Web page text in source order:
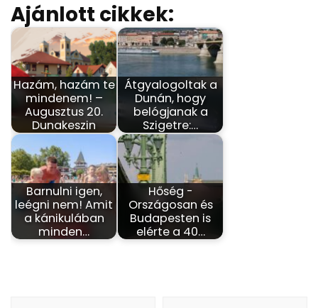
Ajánlott cikkek:
Hazám, hazám te
mindenem! –
Augusztus 20.
Dunakeszin
Átgyalogoltak a
Dunán, hogy
belógjanak a
Szigetre:…
Barnulni igen,
leégni nem! Amit
a kánikulában
minden…
Hőség -
Országosan és
Budapesten is
elérte a 40…